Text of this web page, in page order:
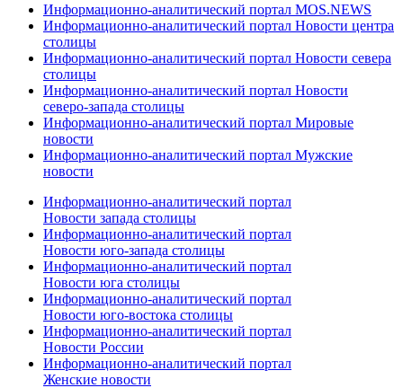
Информационно-аналитический портал MOS.NEWS
Информационно-аналитический портал Новости центра
столицы
Информационно-аналитический портал Новости севера
столицы
Информационно-аналитический портал Новости
северо-запада столицы
Информационно-аналитический портал Мировые
новости
Информационно-аналитический портал Мужские
новости
Информационно-аналитический портал
Новости запада столицы
Информационно-аналитический портал
Новости юго-запада столицы
Информационно-аналитический портал
Новости юга столицы
Информационно-аналитический портал
Новости юго-востока столицы
Информационно-аналитический портал
Новости России
Информационно-аналитический портал
Женские новости